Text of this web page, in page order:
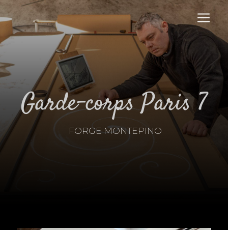
garde-corps Paris 7
FORGE MONTEPINO
Panneau de gestion des cookies